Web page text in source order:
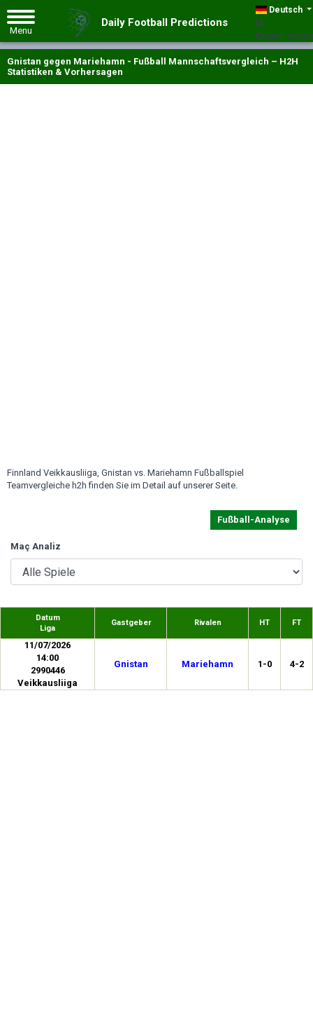
Deutsch
GMT +00:00
Daily Football Predictions
Gnistan gegen Mariehamn - Fußball Mannschaftsvergleich – H2H
Statistiken & Vorhersagen
Finnland Veikkausliiga, Gnistan vs. Mariehamn Fußballspiel
Teamvergleiche h2h finden Sie im Detail auf unserer Seite.
Fußball-Analyse
Maç Analiz
Datum
Liga
Gastgeber Rivalen HT FT
11/07/2026
14:00
2990446
Veikkausliiga
Gnistan Mariehamn 1-0 4-2